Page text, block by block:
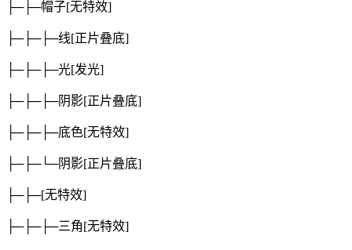
├─├─帽子[无特效]
├─├─├─线[正片叠底]
├─├─├─光[发光]
├─├─├─阴影[正片叠底]
├─├─├─底色[无特效]
├─├─└─阴影[正片叠底]
├─├─[无特效]
├─├─├─三角[无特效]